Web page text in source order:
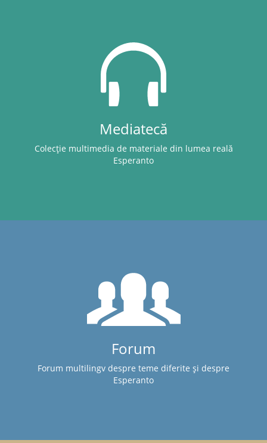
Mediatecă
Colecție multimedia de materiale din lumea reală
Esperanto
Forum
Forum multilingv despre teme diferite și despre
Esperanto